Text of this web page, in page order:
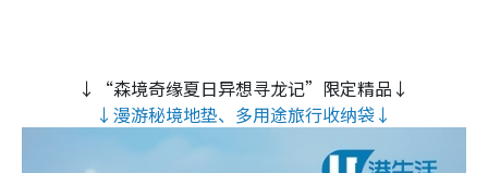
↓“森境奇缘夏日异想寻龙记”限定精品↓
↓漫游秘境地垫、多用途旅行收纳袋↓